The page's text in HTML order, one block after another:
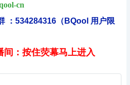
cn
：534284316（BQool 用户限
间：按住荧幕马上进入